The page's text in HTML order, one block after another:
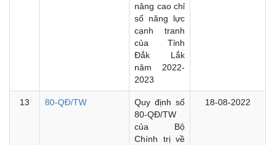
nâng cao chỉ
số năng lực
cạnh tranh
của Tỉnh
Đắk Lắk
năm 2022-
2023
13 80-QĐ/TW
Quy định số
80-QĐ/TW
của Bộ
Chính trị về
18-08-2022